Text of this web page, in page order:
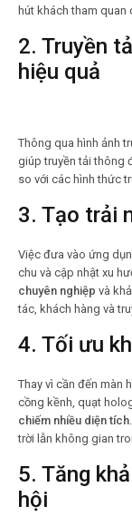
hút khách tham quan
2. Truyền
hiệu quả
Thông qua hình ảnh
giúp truyền tải thông
so với các hình thức
3. Tạo trải
Việc đưa vào ứng
chu và cập nhật xu
chuyên nghiệp và
tác, khách hàng và
4. Tối ưu
Thay vì cần đến màn
cồng kềnh, quạt
chiếm nhiều diện tích
trời lẫn không gian
5. Tăng
hội